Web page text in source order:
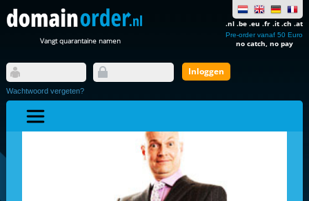
Vangt quarantaine namen
.nl .be .eu .fr .it .ch .at
Pre-order vanaf 50 Euro
no catch, no pay
Wachtwoord vergeten?